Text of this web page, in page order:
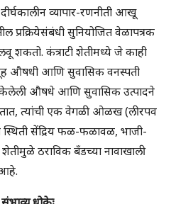
व्यापार-रणनीती आखू
प्रक्रियेसंबंधी सुनियोजित वेळापत्रक
शकतो. कंत्राटी शेतीमध्ये जे काही
औषधी आणि सुवासिक वनस्पती
केलेली औषधे आणि सुवासिक उत्पादने
त्यांची एक वेगळी ओळख (लीरपव
सेंद्रिय फळ-फळावळ, भाजी-
शेतीमुळे ठराविक बँडच्या नावाखाली